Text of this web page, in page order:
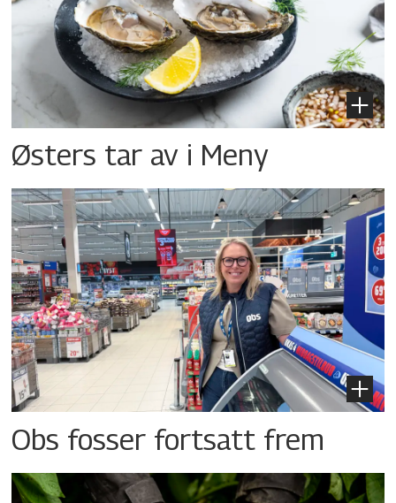
Østers tar av i Meny
Obs fosser fortsatt frem